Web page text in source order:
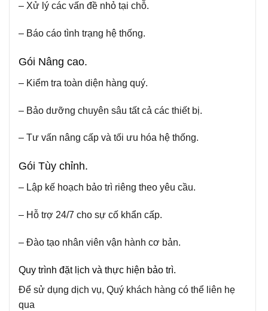
– Xử lý các vấn đề nhỏ tại chỗ.
– Báo cáo tình trạng hệ thống.
Gói Nâng cao.
– Kiểm tra toàn diện hàng quý.
– Bảo dưỡng chuyên sâu tất cả các thiết bị.
– Tư vấn nâng cấp và tối ưu hóa hệ thống.
Gói Tùy chỉnh.
– Lập kế hoạch bảo trì riêng theo yêu cầu.
– Hỗ trợ 24/7 cho sự cố khẩn cấp.
– Đào tạo nhân viên vận hành cơ bản.
Quy trình đặt lịch và thực hiện bảo trì.
Để sử dụng dịch vụ, Quý khách hàng có thể liên hẹ
qua